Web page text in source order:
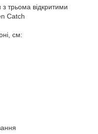
з трьома відкритими
Catch
см: